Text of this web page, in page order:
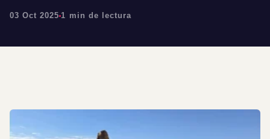
03 Oct 2025 1 min de lectura